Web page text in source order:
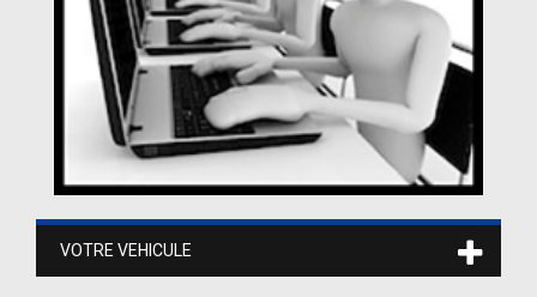
VOTRE VEHICULE